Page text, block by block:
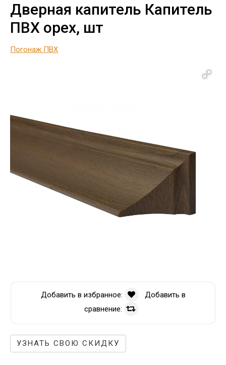
Дверная капитель Капитель
ПВХ орех, шт
Погонаж ПВХ
Добавить в избранное:
Добавить в
сравнение:
УЗНАТЬ СВОЮ СКИДКУ